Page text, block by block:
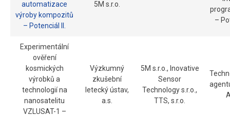
automatizace
výroby kompozitů
– Potenciál II.
5M s.r.o.
–
Experimentální
ověření
kosmických
výrobků a
technologií na
nanosatelitu
VZLUSAT-1 –
Výzkumný
zkušební
letecký ústav,
a.s.
5M s.r.o., Inovative
Sensor
Technology s.r.o.,
TTS, s.r.o.